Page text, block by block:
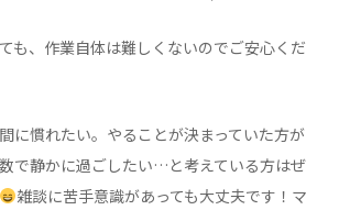
も、作業自体は難しくないのでご安心くだ
に慣れたい。やることが決まっていた方が
で静かに過ごしたい…と考えている方はぜ
雑談に苦手意識があっても大丈夫です！マ